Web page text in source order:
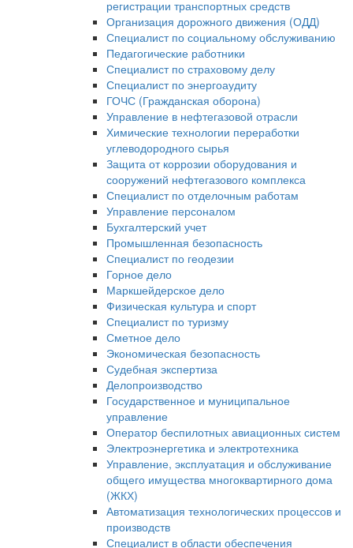
регистрации транспортных средств
Организация дорожного движения (ОДД)
Специалист по социальному обслуживанию
Педагогические работники
Специалист по страховому делу
Специалист по энергоаудиту
ГОЧС (Гражданская оборона)
Управление в нефтегазовой отрасли
Химические технологии переработки
углеводородного сырья
Защита от коррозии оборудования и
сооружений нефтегазового комплекса
Специалист по отделочным работам
Управление персоналом
Бухгалтерский учет
Промышленная безопасность
Специалист по геодезии
Горное дело
Маркшейдерское дело
Физическая культура и спорт
Специалист по туризму
Сметное дело
Экономическая безопасность
Судебная экспертиза
Делопроизводство
Государственное и муниципальное
управление
Оператор беспилотных авиационных систем
Электроэнергетика и электротехника
Управление, эксплуатация и обслуживание
общего имущества многоквартирного дома
(ЖКХ)
Автоматизация технологических процессов и
производств
Специалист в области обеспечения